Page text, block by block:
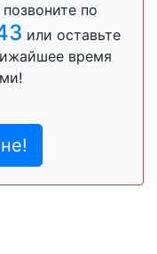
по
или оставьте
время